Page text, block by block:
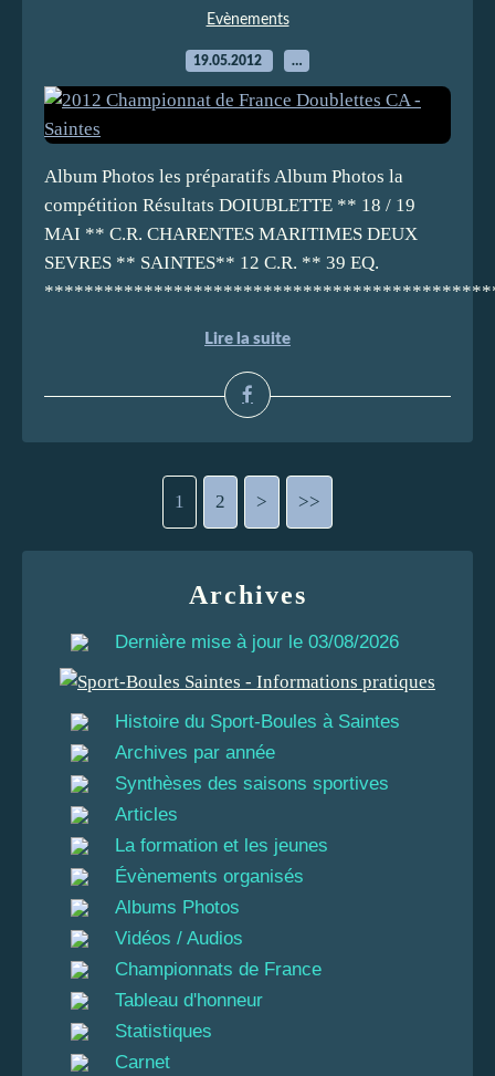
Evènements
19.05.2012 …
Album Photos les préparatifs Album Photos la
compétition Résultats DOIUBLETTE ** 18 / 19
MAI ** C.R. CHARENTES MARITIMES DEUX
SEVRES ** SAINTES** 12 C.R. ** 39 EQ.
Lire la suite
1 2 > >>
Archives
Dernière mise à jour le 03/08/2026
Histoire du Sport-Boules à Saintes
Archives par année
Synthèses des saisons sportives
Articles
La formation et les jeunes
Évènements organisés
Albums Photos
Vidéos / Audios
Championnats de France
Tableau d'honneur
Statistiques
Carnet